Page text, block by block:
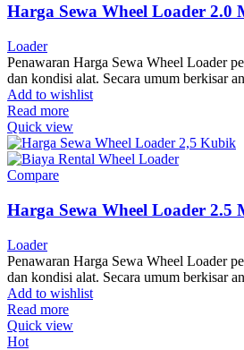
Harga Sewa Wheel Loader 2.0
Loader
Penawaran Harga Sewa Wheel Loader
dan kondisi alat. Secara umum berkisar
Add to wishlist
Read more
Quick view
Compare
Harga Sewa Wheel Loader 2.5
Loader
Penawaran Harga Sewa Wheel Loader
dan kondisi alat. Secara umum berkisar
Add to wishlist
Read more
Quick view
Hot